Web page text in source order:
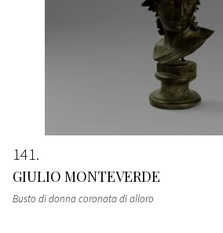
141
GIULIO MONTEVERDE
Busto di donna coronata di alloro